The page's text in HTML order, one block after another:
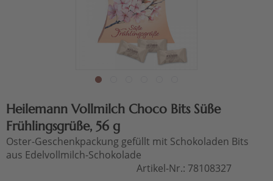
Heilemann Vollmilch Choco Bits Süße
Frühlingsgrüße, 56 g
Oster-Geschenkpackung gefüllt mit Schokoladen Bits
aus Edelvollmilch-Schokolade
Artikel-Nr.: 78108327